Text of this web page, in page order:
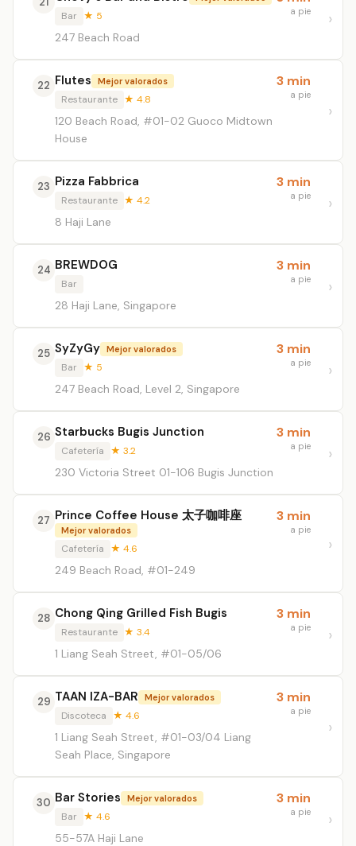
Bar ★ 5
247 Beach Road
a pie
22 Flutes Mejor valorados
Restaurante ★ 4.8
120 Beach Road, #01-02 Guoco Midtown
House
3 min
a pie
23 Pizza Fabbrica
Restaurante ★ 4.2
8 Haji Lane
3 min
a pie
24 BREWDOG
Bar
28 Haji Lane, Singapore
3 min
a pie
25 SyZyGy Mejor valorados
Bar ★ 5
247 Beach Road, Level 2, Singapore
3 min
a pie
26 Starbucks Bugis Junction
Cafetería ★ 3.2
230 Victoria Street 01-106 Bugis Junction
3 min
a pie
27 Prince Coffee House 太子咖啡座
Mejor valorados
Cafetería ★ 4.6
249 Beach Road, #01-249
3 min
a pie
28 Chong Qing Grilled Fish Bugis
Restaurante ★ 3.4
1 Liang Seah Street, #01-05/06
3 min
a pie
29 TAAN IZA-BAR Mejor valorados
Discoteca ★ 4.6
1 Liang Seah Street, #01-03/04 Liang
Seah Place, Singapore
3 min
a pie
30 Bar Stories Mejor valorados
Bar ★ 4.6
55-57A Haji Lane
3 min
a pie